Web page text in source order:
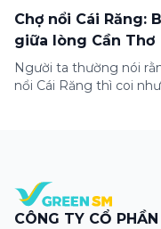
Chợ nổi Cái Răng:
giữa lòng Cần Thơ
Người ta thường nói
nổi Cái Răng thì coi
CÔNG TY CỔ